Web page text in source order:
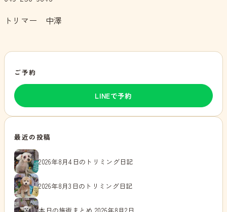
トリマー 中澤
ご予約
LINEで予約
最近の投稿
2026年8月4日のトリミング日記
2026年8月3日のトリミング日記